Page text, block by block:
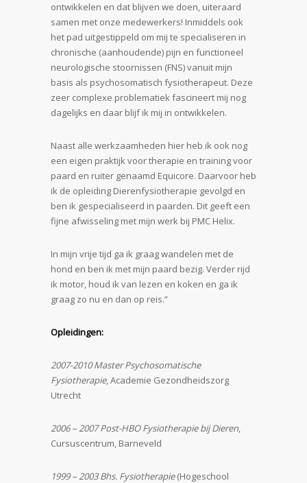
ontwikkelen en dat blijven we doen, uiteraard
samen met onze medewerkers! Inmiddels ook
het pad uitgestippeld om mij te specialiseren in
chronische (aanhoudende) pijn en functioneel
neurologische stoornissen (FNS) vanuit mijn
basis als psychosomatisch fysiotherapeut. Deze
zeer complexe problematiek fascineert mij nog
dagelijks en daar blijf ik mij in ontwikkelen.
Naast alle werkzaamheden hier heb ik ook nog
een eigen praktijk voor therapie en training voor
paard en ruiter genaamd Equicore. Daarvoor heb
ik de opleiding Dierenfysiotherapie gevolgd en
ben ik gespecialiseerd in paarden. Dit geeft een
fijne afwisseling met mijn werk bij PMC Helix.
In mijn vrije tijd ga ik graag wandelen met de
hond en ben ik met mijn paard bezig. Verder rijd
ik motor, houd ik van lezen en koken en ga ik
graag zo nu en dan op reis.”
Opleidingen:
2007-2010 Master Psychosomatische
Fysiotherapie, Academie Gezondheidszorg
Utrecht
2006 – 2007 Post-HBO Fysiotherapie bij Dieren,
Cursuscentrum, Barneveld
1999 – 2003 Bhs. Fysiotherapie(Hogeschool